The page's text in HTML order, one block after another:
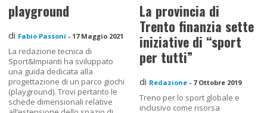
playground
di Fabio Passoni - 17 Maggio 2021
La redazione tecnica di
Sport&Impianti ha sviluppato
una guida dedicata alla
progettazione di un parco giochi
(playground). Trovi pertanto le
schede dimensionali relative
La provincia di
Trento finanzia sette
iniziative di “sport
per tutti”
di Redazione - 7 Ottobre 2019
Treno per lo sport globale e
inclusivo come risorsa